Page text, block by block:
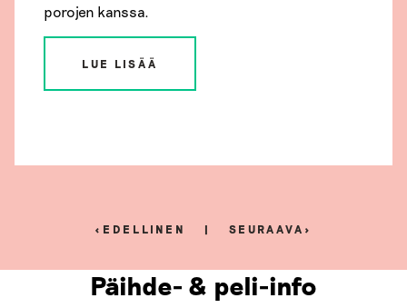
porojen kanssa.
LUE LISÄÄ
EDELLINEN SEURAAVA
Päihde- & peli-info